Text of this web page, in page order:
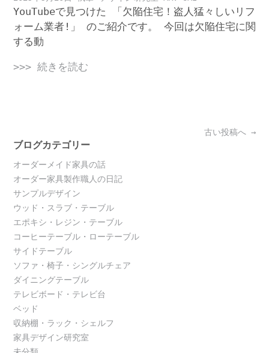
YouTubeで見つけた 「欠陥住宅！盗人猛々しいリフ
ォーム業者!」 のご紹介です。 今回は欠陥住宅に関
する動
>>> 続きを読む
navigation
古い投稿へ →
ブログカテゴリー
オーダーメイド家具の話
オーダー家具製作職人の日記
サンプルデザイン
ウッド・スラブ・テーブル
エポキシ・レジン・テーブル
コーヒーテーブル・ローテーブル
サイドテーブル
ソファ・椅子・シングルチェア
ダイニングテーブル
テレビボード・テレビ台
ベッド
収納棚・ラック・シェルフ
家具デザイン研究室